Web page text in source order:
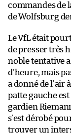
commandes de
de Wolfsburg
Le VfL était
de presser très
noble tentative
d’heure, mais
a donné de l’air
patte gauche
gardien
s’est dérobé
trouver un